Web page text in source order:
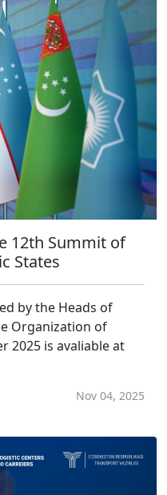
12th Summit of
States
by the Heads of
Organization of
2025 is avaliable at
Nov 04, 2025